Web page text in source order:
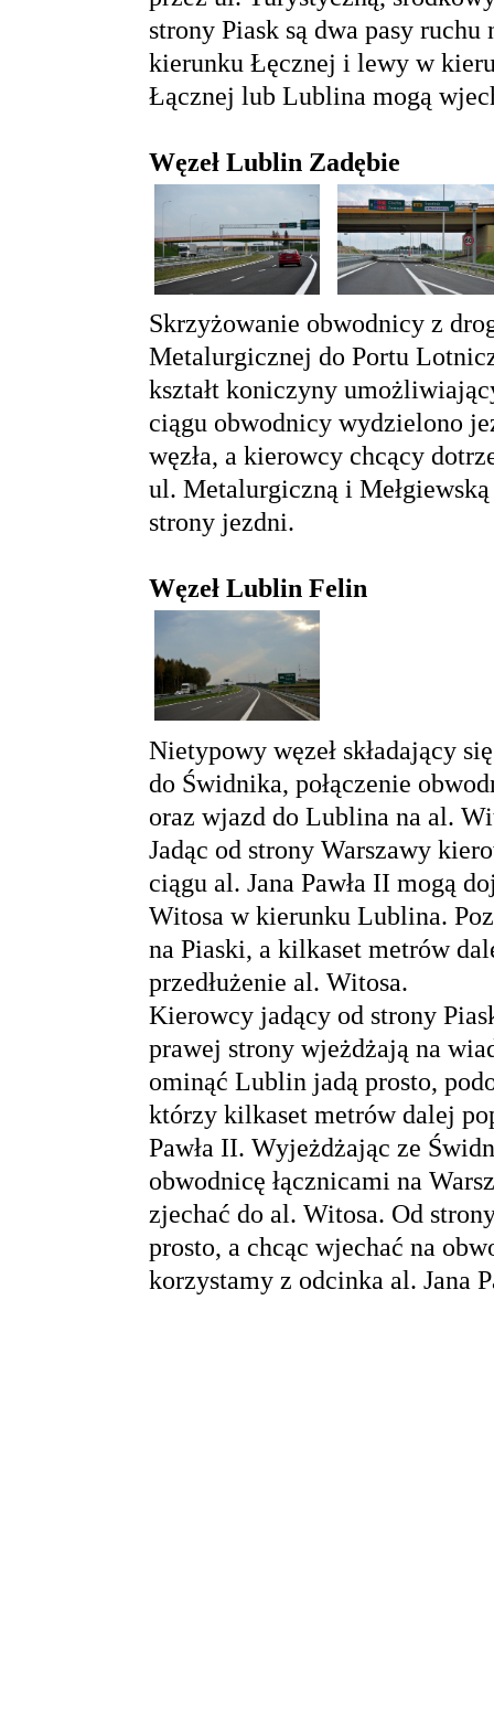
strony Piask są dwa pasy
kierunku Łęcznej i lewy w
Łącznej lub Lublina mogą
Węzeł Lublin Zadębie
Skrzyżowanie obwodnicy z
Metalurgicznej do Portu
kształt koniczyny
ciągu obwodnicy wydzielono
węzła, a kierowcy chcący
ul. Metalurgiczną i
strony jezdni.
Węzeł Lublin Felin
Nietypowy węzeł składający
do Świdnika, połączenie
oraz wjazd do Lublina na al.
Jadąc od strony Warszawy
ciągu al. Jana Pawła II mogą
Witosa w kierunku Lublina.
na Piaski, a kilkaset metrów
przedłużenie al. Witosa.
Kierowcy jadący od strony
prawej strony wjeżdżają na
ominąć Lublin jadą prosto,
którzy kilkaset metrów dalej
Pawła II. Wyjeżdżając ze
obwodnicę łącznicami na
zjechać do al. Witosa. Od
prosto, a chcąc wjechać na
korzystamy z odcinka al. Jana